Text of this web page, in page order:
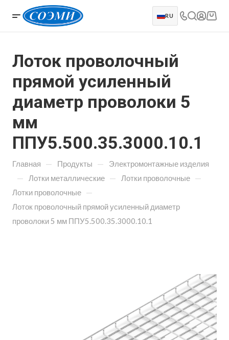
RU
Лоток проволочный
прямой усиленный
диаметр проволоки 5
мм
ППУ5.500.35.3000.10.1
Главная — Продукты — Электромонтажные изделия
— Лотки металлические — Лотки проволочные —
Лотки проволочные —
Лоток проволочный прямой усиленный диаметр
проволоки 5 мм ППУ5.500.35.3000.10.1